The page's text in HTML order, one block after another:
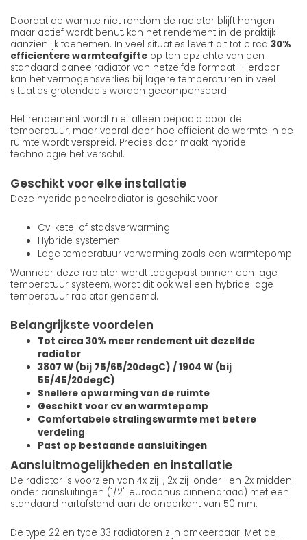
Doordat de warmte niet rondom de radiator blijft hangen
maar actief wordt benut, kan het rendement in de praktijk
aanzienlijk toenemen. In veel situaties levert dit tot circa 30%
efficientere warmteafgifte op ten opzichte van een
standaard paneelradiator van hetzelfde formaat. Hierdoor
kan het vermogensverlies bij lagere temperaturen in veel
situaties grotendeels worden gecompenseerd.
Het rendement wordt niet alleen bepaald door de
temperatuur, maar vooral door hoe efficient de warmte in de
ruimte wordt verspreid. Precies daar maakt hybride
technologie het verschil.
Geschikt voor elke installatie
Deze hybride paneelradiator is geschikt voor:
Cv-ketel of stadsverwarming
Hybride systemen
Lage temperatuur verwarming zoals een warmtepomp
Wanneer deze radiator wordt toegepast binnen een lage
temperatuur systeem, wordt dit ook wel een hybride lage
temperatuur radiator genoemd.
Belangrijkste voordelen
Tot circa 30% meer rendement uit dezelfde
radiator
3807 W (bij 75/65/20degC) / 1904 W (bij
55/45/20degC)
Snellere opwarming van de ruimte
Geschikt voor cv en warmtepomp
Comfortabele stralingswarmte met betere
verdeling
Past op bestaande aansluitingen
Aansluitmogelijkheden en installatie
De radiator is voorzien van 4x zij-, 2x zij-onder- en 2x midden-
onder aansluitingen (1/2" euroconus binnendraad) met een
standaard hartafstand aan de onderkant van 50 mm.
De type 22 en type 33 radiatoren zijn omkeerbaar. Met de